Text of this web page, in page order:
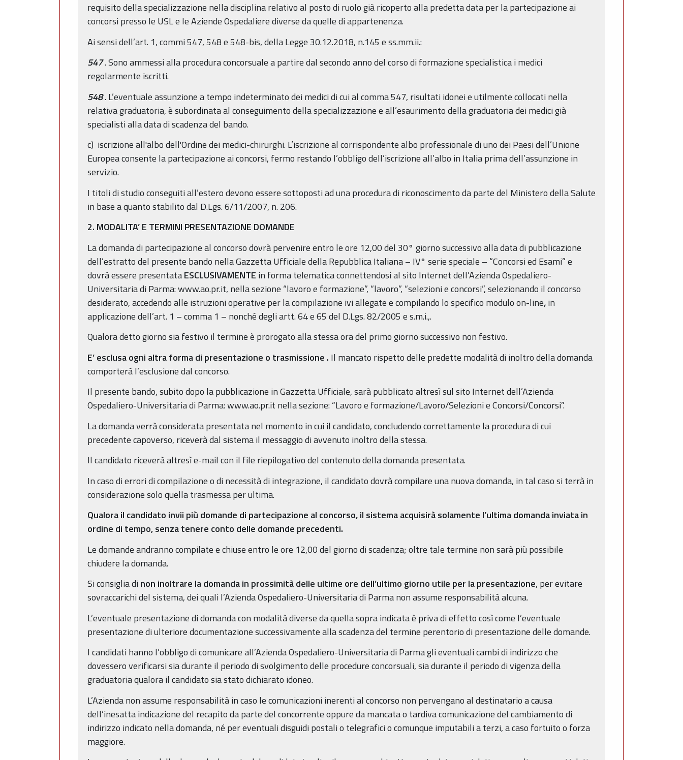
requisito della specializzazione nella disciplina relativo al posto di ruolo già ricoperto alla predetta data per la partecipazione ai
concorsi presso le USL e le Aziende Ospedaliere diverse da quelle di appartenenza.
Ai sensi dell’art. 1, commi 547, 548 e 548-bis, della Legge 30.12.2018, n.145 e ss.mm.ii.:
547. Sono ammessi alla procedura concorsuale a partire dal secondo anno del corso di formazione specialistica i medici
regolarmente iscritti.
548. L’eventuale assunzione a tempo indeterminato dei medici di cui al comma 547, risultati idonei e utilmente collocati nella
relativa graduatoria, è subordinata al conseguimento della specializzazione e all’esaurimento della graduatoria dei medici già
specialisti alla data di scadenza del bando.
c) iscrizione all'albo dell'Ordine dei medici-chirurghi. L’iscrizione al corrispondente albo professionale di uno dei Paesi dell’Unione
Europea consente la partecipazione ai concorsi, fermo restando l’obbligo dell’iscrizione all’albo in Italia prima dell’assunzione in
servizio.
I titoli di studio conseguiti all’estero devono essere sottoposti ad una procedura di riconoscimento da parte del Ministero della Salute
in base a quanto stabilito dal D.Lgs. 6/11/2007, n. 206.
2. MODALITA’ E TERMINI PRESENTAZIONE DOMANDE
La domanda di partecipazione al concorso dovrà pervenire entro le ore 12,00 del 30° giorno successivo alla data di pubblicazione
dell’estratto del presente bando nella Gazzetta Ufficiale della Repubblica Italiana – IV° serie speciale – “Concorsi ed Esami” e
dovrà essere presentataESCLUSIVAMENTE in forma telematica connettendosi al sito Internet dell’Azienda Ospedaliero-
Universitaria di Parma: www.ao.pr.it, nella sezione “lavoro e formazione”, “lavoro”, “selezioni e concorsi”, selezionando il concorso
desiderato, accedendo alle istruzioni operative per la compilazione ivi allegate e compilando lo specifico modulo on-line,in
applicazione dell’art. 1 – comma 1 – nonché degli artt. 64 e 65 del D.Lgs. 82/2005 e s.m.i.,.
Qualora detto giorno sia festivo il termine è prorogato alla stessa ora del primo giorno successivo non festivo.
E’ esclusa ogni altra forma di presentazione o trasmissione . Il mancato rispetto delle predette modalità di inoltro della domanda
comporterà l’esclusione dal concorso.
Il presente bando, subito dopo la pubblicazione in Gazzetta Ufficiale, sarà pubblicato altresì sul sito Internet dell’Azienda
Ospedaliero-Universitaria di Parma: www.ao.pr.it nella sezione: “Lavoro e formazione/Lavoro/Selezioni e Concorsi/Concorsi”.
La domanda verrà considerata presentata nel momento in cui il candidato, concludendo correttamente la procedura di cui
precedente capoverso, riceverà dal sistema il messaggio di avvenuto inoltro della stessa.
Il candidato riceverà altresì e-mail con il file riepilogativo del contenuto della domanda presentata.
In caso di errori di compilazione o di necessità di integrazione, il candidato dovrà compilare una nuova domanda, in tal caso si terrà in
considerazione solo quella trasmessa per ultima.
Qualora il candidato invii più domande di partecipazione al concorso, il sistema acquisirà solamente l’ultima domanda inviata in
ordine di tempo, senza tenere conto delle domande precedenti.
Le domande andranno compilate e chiuse entro le ore 12,00 del giorno di scadenza; oltre tale termine non sarà più possibile
chiudere la domanda.
Si consiglia dinon inoltrare la domanda in prossimità delle ultime ore dell’ultimo giorno utile per la presentazione, per evitare
sovraccarichi del sistema, dei quali l’Azienda Ospedaliero-Universitaria di Parma non assume responsabilità alcuna.
L’eventuale presentazione di domanda con modalità diverse da quella sopra indicata è priva di effetto così come l’eventuale
presentazione di ulteriore documentazione successivamente alla scadenza del termine perentorio di presentazione delle domande.
I candidati hanno l’obbligo di comunicare all’Azienda Ospedaliero-Universitaria di Parma gli eventuali cambi di indirizzo che
dovessero verificarsi sia durante il periodo di svolgimento delle procedure concorsuali, sia durante il periodo di vigenza della
graduatoria qualora il candidato sia stato dichiarato idoneo.
L’Azienda non assume responsabilità in caso le comunicazioni inerenti al concorso non pervengano al destinatario a causa
dell’inesatta indicazione del recapito da parte del concorrente oppure da mancata o tardiva comunicazione del cambiamento di
indirizzo indicato nella domanda, né per eventuali disguidi postali o telegrafici o comunque imputabili a terzi, a caso fortuito o forza
maggiore.